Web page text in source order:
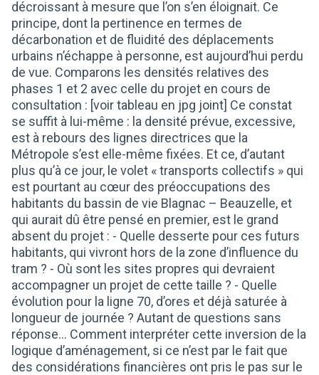
décroissant à mesure que l’on s’en éloignait. Ce
principe, dont la pertinence en termes de
décarbonation et de fluidité des déplacements
urbains n’échappe à personne, est aujourd’hui perdu
de vue. Comparons les densités relatives des
phases 1 et 2 avec celle du projet en cours de
consultation : [voir tableau en jpg joint] Ce constat
se suffit à lui-même : la densité prévue, excessive,
est à rebours des lignes directrices que la
Métropole s’est elle-même fixées. Et ce, d’autant
plus qu’à ce jour, le volet « transports collectifs » qui
est pourtant au cœur des préoccupations des
habitants du bassin de vie Blagnac – Beauzelle, et
qui aurait dû être pensé en premier, est le grand
absent du projet : - Quelle desserte pour ces futurs
habitants, qui vivront hors de la zone d’influence du
tram ? - Où sont les sites propres qui devraient
accompagner un projet de cette taille ? - Quelle
évolution pour la ligne 70, d’ores et déjà saturée à
longueur de journée ? Autant de questions sans
réponse... Comment interpréter cette inversion de la
logique d’aménagement, si ce n’est par le fait que
des considérations financières ont pris le pas sur le